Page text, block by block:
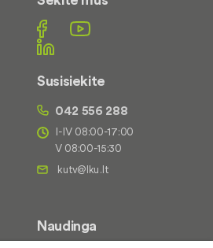
Susisiekite
042 556 288
I-IV 08:00-17:00
V 08:00-15:30
Naudinga